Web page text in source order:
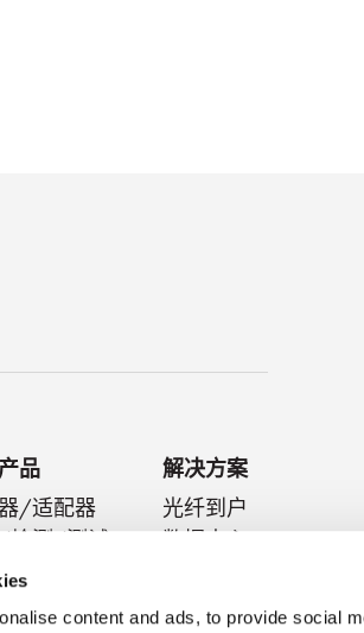
content and ads, to provide social
品
/适配器
检测/测试
件
解决方案
光纤到户
数据中心
医疗连接器